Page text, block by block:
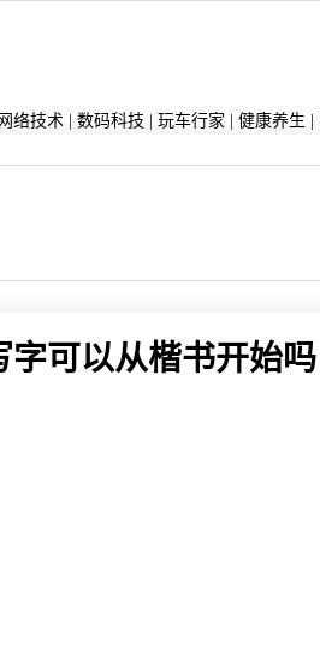
网络技术| 数码科技 玩车行家 健康养生
可以从楷书开始吗